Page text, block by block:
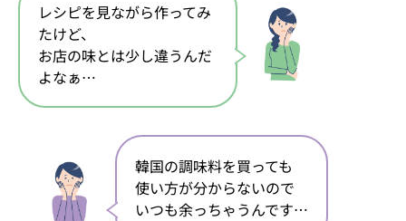
レシピを見ながら作ってみ
たけど、
お店の味とは少し違うんだ
よなぁ…
韓国の調味料を買っても
使い方が分からないので
いつも余っちゃうんです…